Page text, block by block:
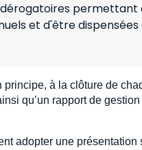
et d'être
à la clôture de
qu’un rapport de
adopter une